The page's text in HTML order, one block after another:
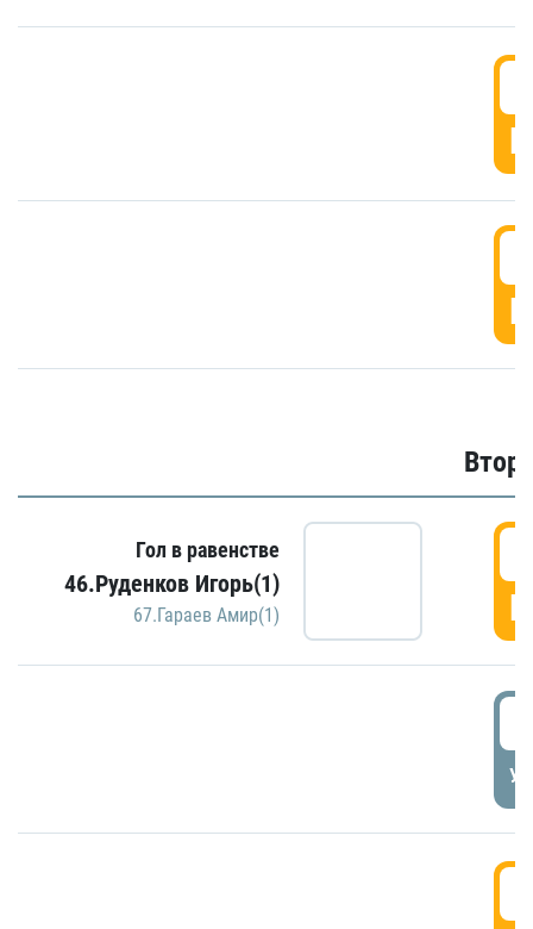
Гол в равенстве
46.Руденков Игорь(1)
67.Гараев Амир(1)